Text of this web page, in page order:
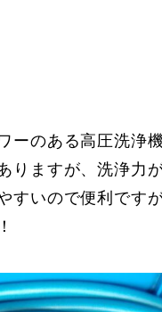
ーのある高圧洗浄
りますが、洗浄力
すいので便利です